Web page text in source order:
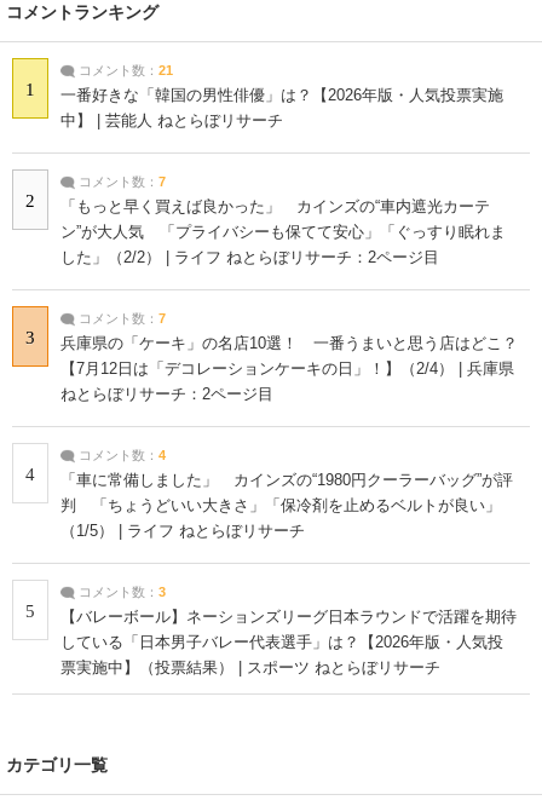
コメントランキング
1
コメント数： 21
一番好きな「韓国の男性俳優」は？【2026年版・人気投票実施
中】 | 芸能人 ねとらぼリサーチ
2
コメント数： 7
「もっと早く買えば良かった」 カインズの“車内遮光カーテ
ン”が大人気 「プライバシーも保てて安心」「ぐっすり眠れま
した」（2/2） | ライフ ねとらぼリサーチ：2ページ目
3
コメント数： 7
兵庫県の「ケーキ」の名店10選！ 一番うまいと思う店はどこ？
【7月12日は「デコレーションケーキの日」！】（2/4） | 兵庫県
ねとらぼリサーチ：2ページ目
4
コメント数： 4
「車に常備しました」 カインズの“1980円クーラーバッグ”が評
判 「ちょうどいい大きさ」「保冷剤を止めるベルトが良い」
（1/5） | ライフ ねとらぼリサーチ
5
コメント数： 3
【バレーボール】ネーションズリーグ日本ラウンドで活躍を期待
している「日本男子バレー代表選手」は？【2026年版・人気投
票実施中】（投票結果） | スポーツ ねとらぼリサーチ
カテゴリ一覧